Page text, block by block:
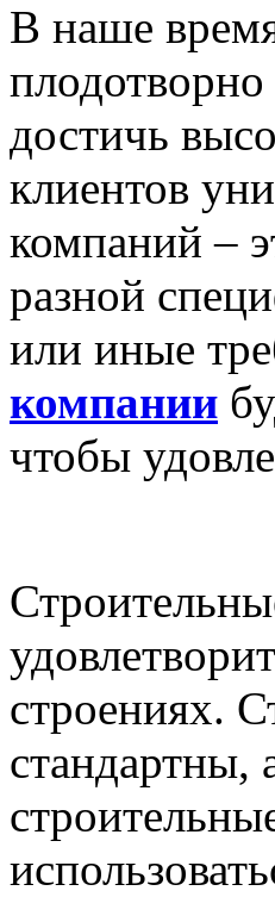
В наше
достичь
клиентов
компаний –
разной
или иные
компании
чтобы
строениях.
стандартны,